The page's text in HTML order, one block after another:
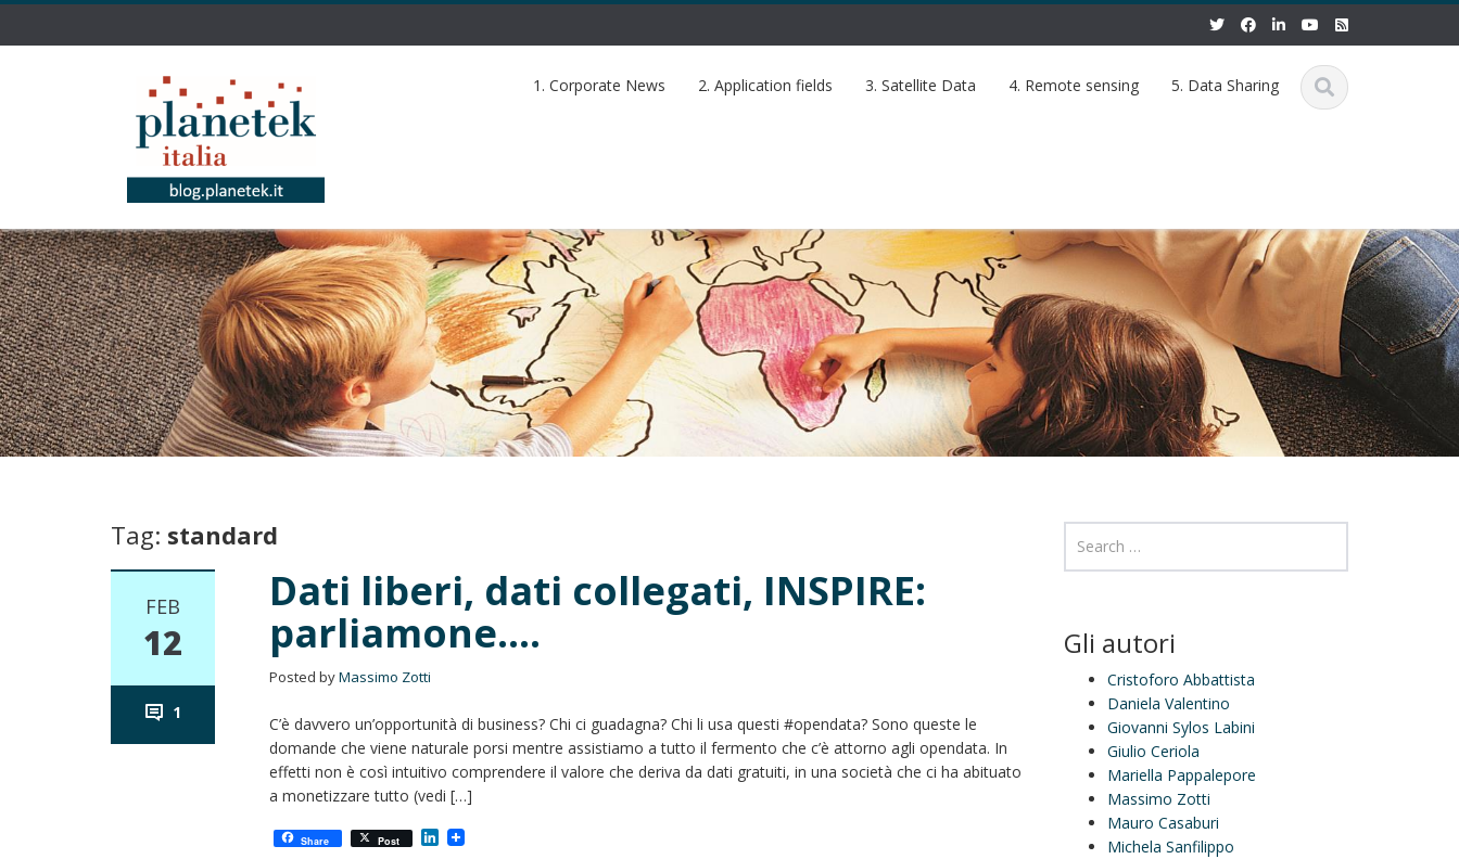
1. Corporate News 2. Application fields 3. Satellite Data 4. Remote sensing 5. Data Sharing
Tag: standard
FEB
12
1
Dati liberi, dati collegati, INSPIRE:
parliamone….
Posted byMassimo Zotti
C’è davvero un’opportunità di business? Chi ci guadagna? Chi li usa questi #opendata? Sono queste le
domande che viene naturale porsi mentre assistiamo a tutto il fermento che c’è attorno agli opendata. In
effetti non è così intuitivo comprendere il valore che deriva da dati gratuiti, in una società che ci ha abituato
a monetizzare tutto (vedi […]
Share Post L
Gli autori
Cristoforo Abbattista
Daniela Valentino
Giovanni Sylos Labini
Giulio Ceriola
Mariella Pappalepore
Massimo Zotti
Mauro Casaburi
Michela Sanfilippo